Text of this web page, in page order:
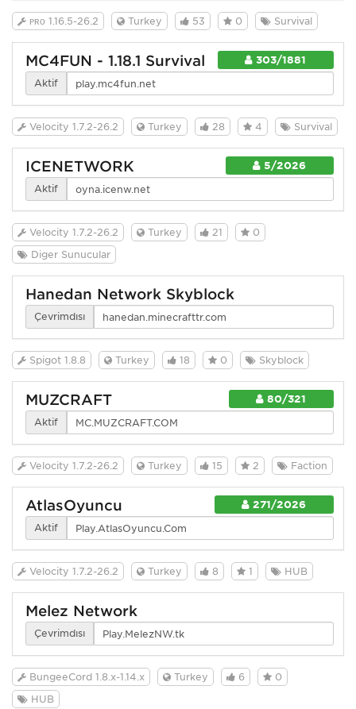
ᴘʀᴏ 1.16.5-26.2 Turkey 53 0 Survival
303/1881
MC4FUN - 1.18.1 Survival
Aktif
Velocity 1.7.2-26.2 Turkey 28 4 Survival
5/2026
ICENETWORK
Aktif
Velocity 1.7.2-26.2 Turkey 21
0
Diğer Sunucular
Hanedan Network Skyblock
Çevrimdışı
Spigot 1.8.8 Turkey 18 0 Skyblock
80/321
MUZCRAFT
Aktif
Velocity 1.7.2-26.2 Turkey 15 2 Faction
271/2026
AtlasOyuncu
Aktif
Velocity 1.7.2-26.2 Turkey 8 1 HUB
Melez Network
Çevrimdışı
BungeeCord 1.8.x-1.14.x Turkey 6
0
HUB